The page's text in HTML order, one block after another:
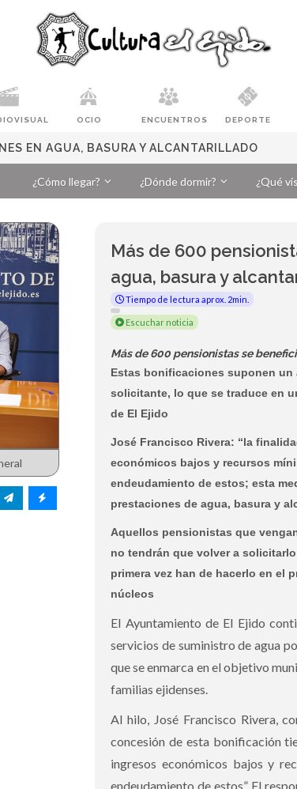
OCIO ENCUENTROS DEPORTE
EN AGUA, BASURA Y ALCANTARILLADO
¿Cómo llegar? ¿Dónde dormir? ¿Qué
Más de 600
agua, basura y
Tiempo de lectura aprox. 2min.
Escuchar noticia
Más de 600 pensionistas se
Estas bonificaciones suponen un
solicitante, lo que se traduce en
de El Ejido
José Francisco Rivera: “la
económicos bajos y recursos
endeudamiento de estos; esta
prestaciones de agua, basura y
Aquellos pensionistas que
no tendrán que volver a
primera vez han de hacerlo en el
núcleos
El Ayuntamiento de El Ejido
servicios de suministro de agua
que se enmarca en el objetivo
familias ejidenses.
Al hilo, José Francisco Rivera,
concesión de esta bonificación
ingresos económicos bajos y
endeudamiento de estos”. El